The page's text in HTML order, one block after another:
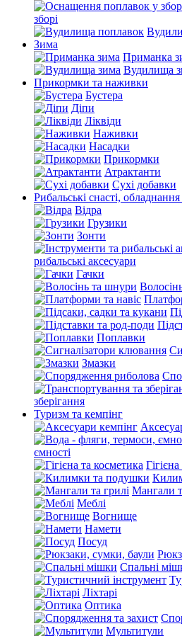
зборі
Зима
Приманка
Вудилища
Прикормки та наживки
Бустера
Діпи
Ліквіди
Наживки
Насадки
Прикормки
Атрактанти
Сухі добавки
Рибальські снасті,
Відра
Грузики
Зонти
рибальські аксесуари
Гачки
Поплавки
Змазки
зберігання
Туризм та кемпінг
ємності
Мангали
Меблі
Вогнище
Намети
Посуд
Спальні
Ліхтарі
Оптика
Мультитули